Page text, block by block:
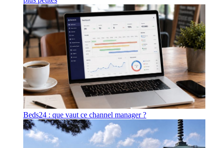
Beds24 : que vaut ce channel manager ?